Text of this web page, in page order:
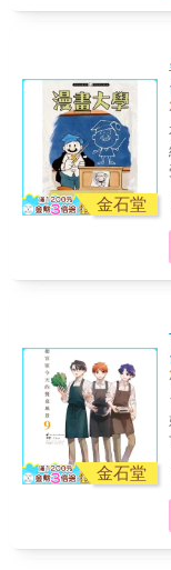
金石堂
金石堂